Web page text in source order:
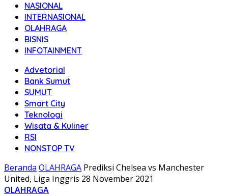
NASIONAL
INTERNASIONAL
OLAHRAGA
BISNIS
INFOTAINMENT
Advetorial
Bank Sumut
SUMUT
Smart City
Teknologi
Wisata & Kuliner
RSI
NONSTOP TV
Beranda OLAHRAGA Prediksi Chelsea vs Manchester
United, Liga Inggris 28 November 2021
OLAHRAGA